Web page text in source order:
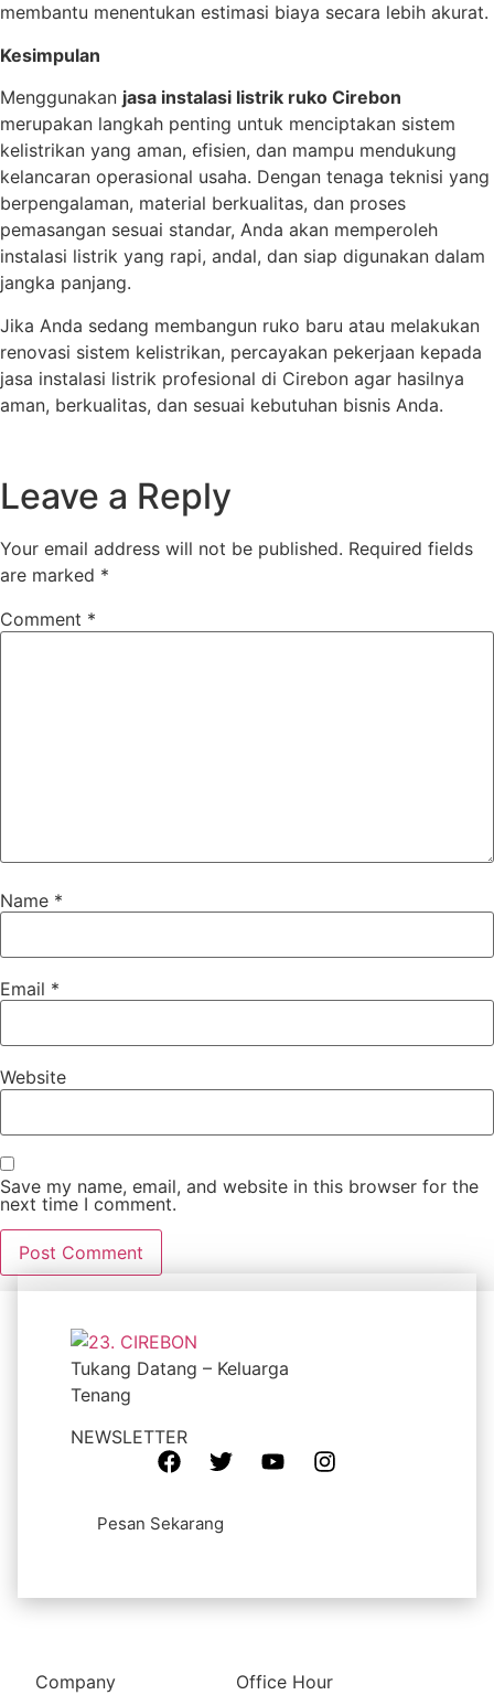
membantu menentukan estimasi biaya secara lebih akurat.
Kesimpulan
Menggunakan jasa instalasi listrik ruko Cirebon
merupakan langkah penting untuk menciptakan sistem
kelistrikan yang aman, efisien, dan mampu mendukung
kelancaran operasional usaha. Dengan tenaga teknisi yang
berpengalaman, material berkualitas, dan proses
pemasangan sesuai standar, Anda akan memperoleh
instalasi listrik yang rapi, andal, dan siap digunakan dalam
jangka panjang.
Jika Anda sedang membangun ruko baru atau melakukan
renovasi sistem kelistrikan, percayakan pekerjaan kepada
jasa instalasi listrik profesional di Cirebon agar hasilnya
aman, berkualitas, dan sesuai kebutuhan bisnis Anda.
Leave a Reply
Your email address will not be published. Required fields
are marked *
Comment *
Name *
Email *
Website
Save my name, email, and website in this browser for the
next time I comment.
Tukang Datang – Keluarga
Tenang
NEWSLETTER
Pesan Sekarang
Company Office Hour